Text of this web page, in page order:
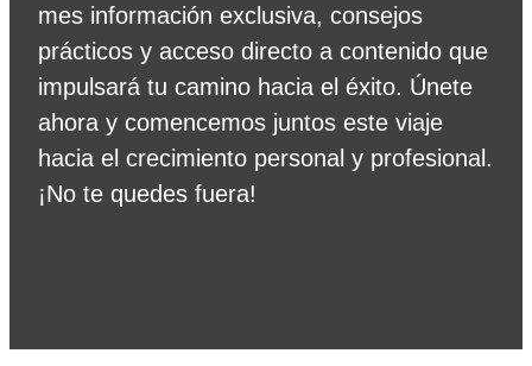
mes información exclusiva, consejos
prácticos y acceso directo a contenido que
impulsará tu camino hacia el éxito. Únete
ahora y comencemos juntos este viaje
hacia el crecimiento personal y profesional.
¡No te quedes fuera!